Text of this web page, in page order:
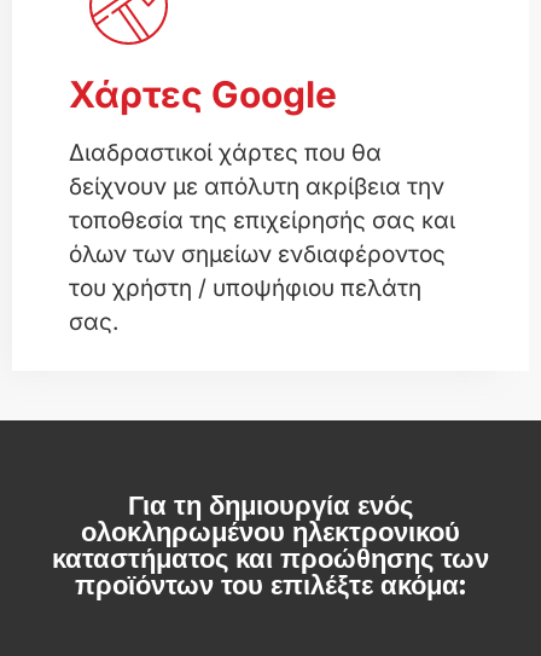
Χάρτες Google
Διαδραστικοί χάρτες που θα
δείχνουν με απόλυτη ακρίβεια την
τοποθεσία της επιχείρησής σας και
όλων των σημείων ενδιαφέροντος
του χρήστη / υποψήφιου πελάτη
σας.
Για τη δημιουργία ενός
ολοκληρωμένου ηλεκτρονικού
καταστήματος και προώθησης των
προϊόντων του επιλέξτε ακόμα: